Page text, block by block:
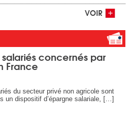
VOIR
salariés concernés par
France
du secteur privé non agricole sont
un dispositif d’épargne salariale, […]